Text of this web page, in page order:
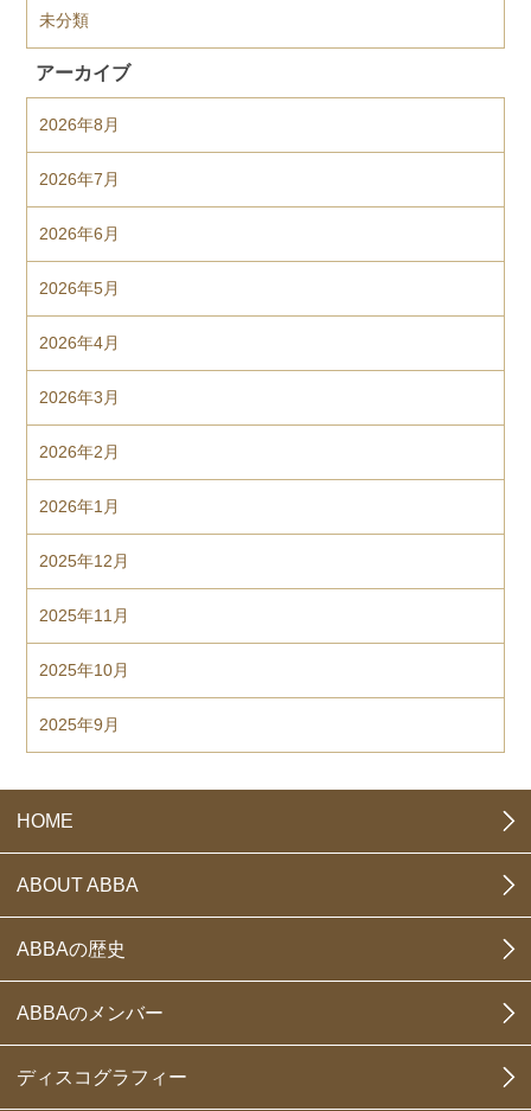
未分類
アーカイブ
2026年8月
2026年7月
2026年6月
2026年5月
2026年4月
2026年3月
2026年2月
2026年1月
2025年12月
2025年11月
2025年10月
2025年9月
HOME
ABOUT ABBA
ABBAの歴史
ABBAのメンバー
ディスコグラフィー